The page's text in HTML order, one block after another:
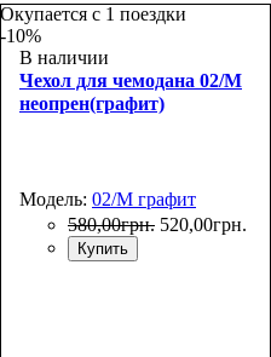
Окупается с 1 поездки
-10%
В наличии
Чехол для чемодана 02/M
неопрен(графит)
Модель: 02/M графит
580,00грн. 520,00грн.
Купить